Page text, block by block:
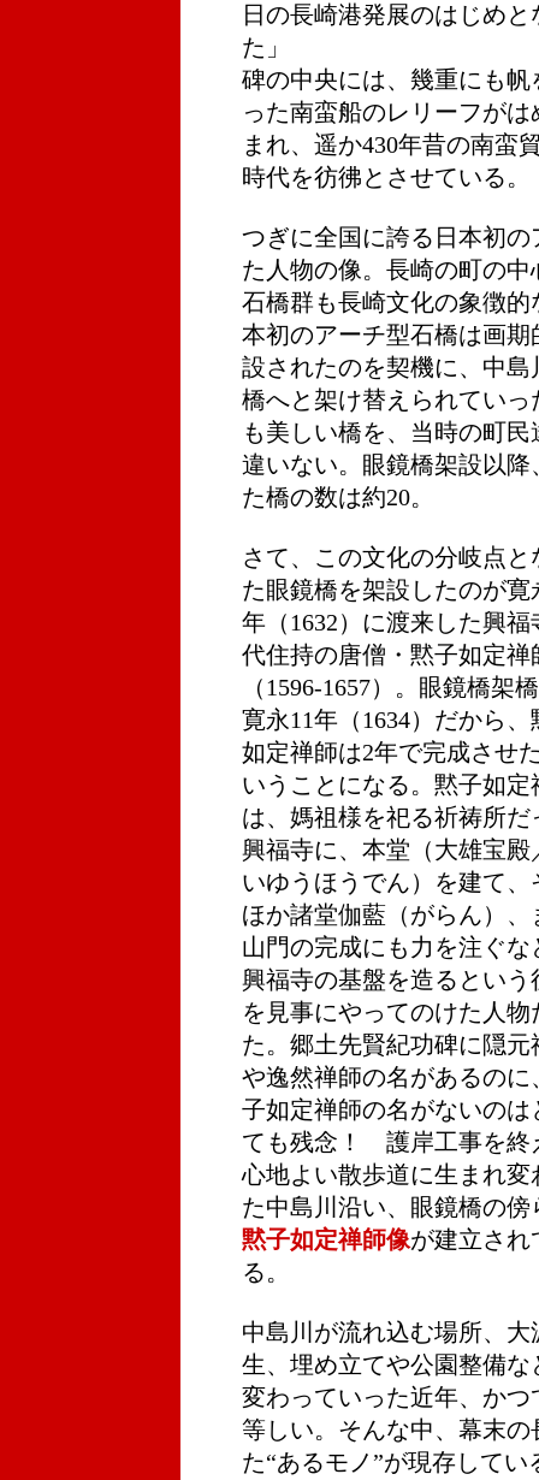
日の長崎港発展のはじめと
た」
碑の中央には、幾重にも帆
った南蛮船のレリーフがは
まれ、遥か430年昔の南蛮
時代を彷彿とさせている。
つぎに全国に誇る日本初
た人物の像。長崎の町の
石橋群も長崎文化の象徴
本初のアーチ型石橋は画
設されたのを契機に、中
橋へと架け替えられてい
も美しい橋を、当時の町
違いない。眼鏡橋架設以
た橋の数は約20。
さて、この文化の分岐点と
た眼鏡橋を架設したのが寛
年（1632）に渡来した興福
代住持の唐僧・黙子如定禅
（1596-1657）。眼鏡橋架
寛永11年（1634）だから、
如定禅師は2年で完成させ
いうことになる。黙子如定
は、媽祖様を祀る祈祷所だ
興福寺に、本堂（大雄宝殿
いゆうほうでん）を建て、
ほか諸堂伽藍（がらん）、
山門の完成にも力を注ぐな
興福寺の基盤を造るという
を見事にやってのけた人物
た。郷土先賢紀功碑に隠元
や逸然禅師の名があるのに
子如定禅師の名がないのは
ても残念！ 護岸工事を終
心地よい散歩道に生まれ変
た中島川沿い、眼鏡橋の傍
黙子如定禅師像が建立され
る。
中島川が流れ込む場所、
生、埋め立てや公園整備
変わっていった近年、か
等しい。そんな中、幕末
た“あるモノ”が現存して